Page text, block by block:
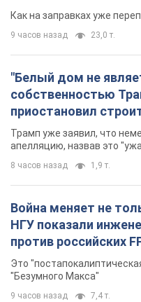
Как на заправках уже
9 часов назад 23,0 т.
"Белый дом не
собственностью
приостановил
бального зала
долларов
Трамп уже заявил, что
апелляцию, назвав это
8 часов назад 1,9 т.
Война меняет не
НГУ показали
против российских
Фото
Это
"Безумного Макса"
9 часов назад 7,4 т.